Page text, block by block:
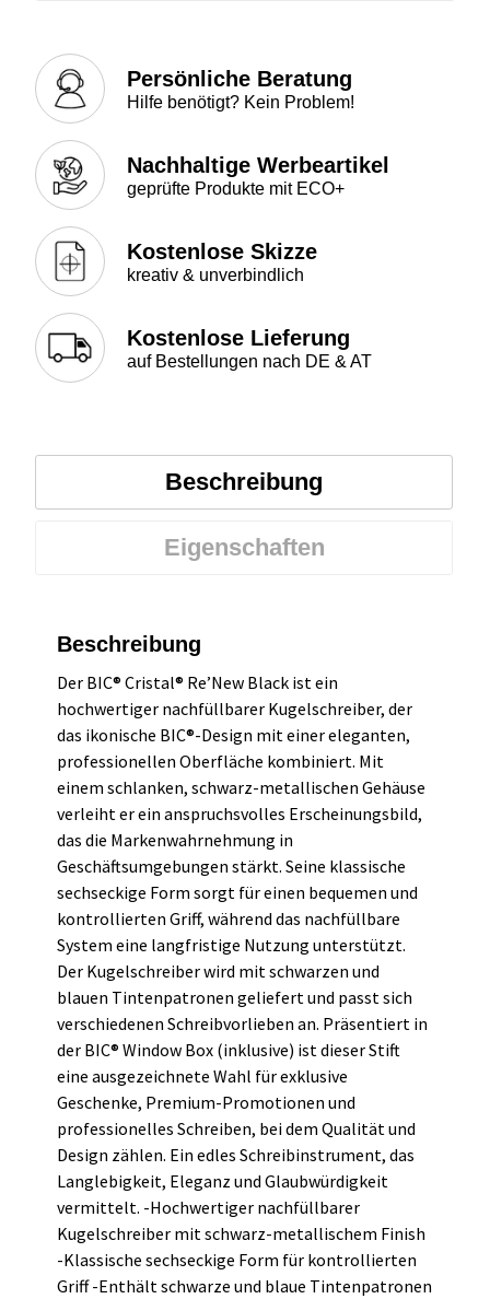
Persönliche Beratung
Hilfe benötigt? Kein Problem!
Nachhaltige Werbeartikel
geprüfte Produkte mit ECO+
Kostenlose Skizze
kreativ & unverbindlich
Kostenlose Lieferung
auf Bestellungen nach DE & AT
Beschreibung
Eigenschaften
Beschreibung
Der BIC® Cristal® Re’New Black ist ein
hochwertiger nachfüllbarer Kugelschreiber, der
das ikonische BIC®-Design mit einer eleganten,
professionellen Oberfläche kombiniert. Mit
einem schlanken, schwarz-metallischen Gehäuse
verleiht er ein anspruchsvolles Erscheinungsbild,
das die Markenwahrnehmung in
Geschäftsumgebungen stärkt. Seine klassische
sechseckige Form sorgt für einen bequemen und
kontrollierten Griff, während das nachfüllbare
System eine langfristige Nutzung unterstützt.
Der Kugelschreiber wird mit schwarzen und
blauen Tintenpatronen geliefert und passt sich
verschiedenen Schreibvorlieben an. Präsentiert in
der BIC® Window Box (inklusive) ist dieser Stift
eine ausgezeichnete Wahl für exklusive
Geschenke, Premium-Promotionen und
professionelles Schreiben, bei dem Qualität und
Design zählen. Ein edles Schreibinstrument, das
Langlebigkeit, Eleganz und Glaubwürdigkeit
vermittelt. -Hochwertiger nachfüllbarer
Kugelschreiber mit schwarz-metallischem Finish
-Klassische sechseckige Form für kontrollierten
Griff -Enthält schwarze und blaue Tintenpatronen